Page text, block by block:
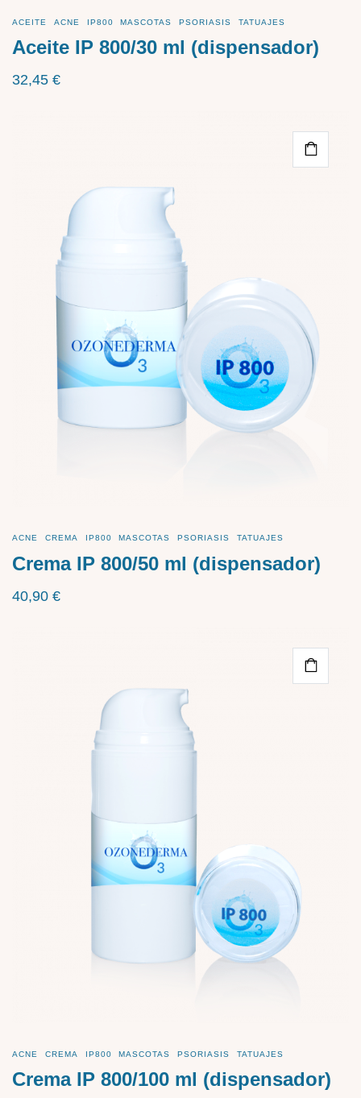
ACEITE ACNE IP800 MASCOTAS PSORIASIS TATUAJES
Aceite IP 800/30 ml (dispensador)
32,45 €
ACNE CREMA IP800 MASCOTAS PSORIASIS TATUAJES
Crema IP 800/50 ml (dispensador)
40,90 €
ACNE CREMA IP800 MASCOTAS PSORIASIS TATUAJES
Crema IP 800/100 ml (dispensador)